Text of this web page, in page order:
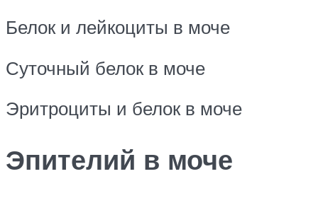
Белок и лейкоциты в моче
Суточный белок в моче
Эритроциты и белок в моче
Эпителий в моче